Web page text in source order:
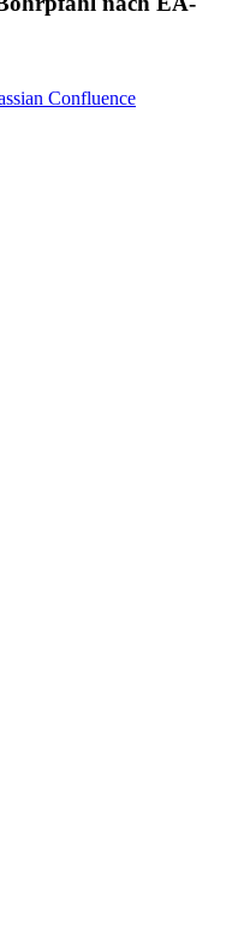
Confluence